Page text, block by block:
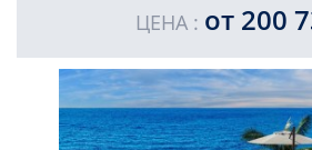
ЦЕНА : от 200